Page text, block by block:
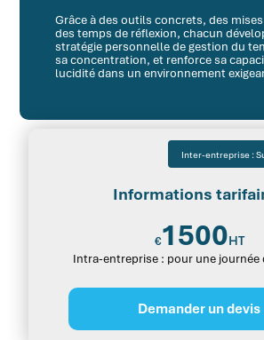
Grâce à des outils concrets, des
des temps de réflexion, chacun
stratégie personnelle de gestion du
sa concentration, et renforce sa
lucidité dans un environnement
Inter-entreprise :
Informations
€1500HT
Intra-entreprise : pour une journée
Demander un devis